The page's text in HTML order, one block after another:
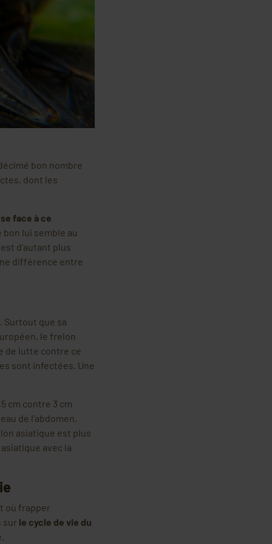
bon nombre
dont les
face à ce
lui semble au
d'autant plus
différence entre
. Surtout que sa
le frelon
de lutte contre ce
sont infectées. Une
cm contre 3 cm
de l'abdomen.
asiatique est plus
avec la
où frapper
sur le cycle de vie du